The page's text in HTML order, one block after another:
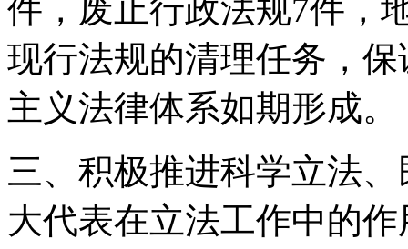
件，废止行政法规7件，
现行法规的清理任务，
主义法律体系如期形成。
三、积极推进科学立法
大代表在立法工作中的